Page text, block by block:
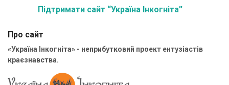
Підтримати сайт “Україна Інкогніта”
Про сайт
«Україна Інкогніта» - неприбутковий проект ентузіастів
краєзнавства.